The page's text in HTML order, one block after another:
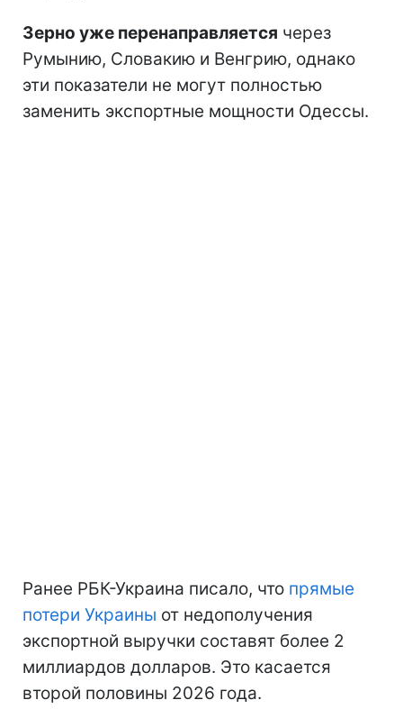
Зерно уже перенаправляется через
Румынию, Словакию и Венгрию, однако
эти показатели не могут полностью
заменить экспортные мощности Одессы.
Ранее РБК-Украина писало, что прямые
потери Украины от недополучения
экспортной выручки составят более 2
миллиардов долларов. Это касается
второй половины 2026 года.